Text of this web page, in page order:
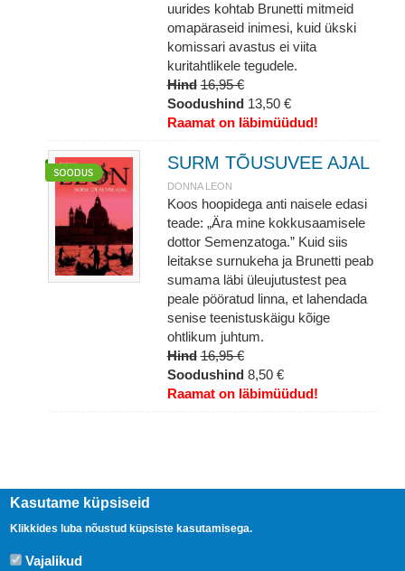
uurides kohtab Brunetti mitmeid
omapäraseid inimesi, kuid ükski
komissari avastus ei viita
kuritahtlikele tegudele.
Hind 16,95 €
Soodushind 13,50 €
Raamat on läbimüüdud!
SURM TÕUSUVEE AJAL
DONNA LEON
Koos hoopidega anti naisele edasi
teade: „Ära mine kokkusaamisele
dottor Semenzatoga.” Kuid siis
leitakse surnukeha ja Brunetti peab
sumama läbi üleujutustest pea
peale pööratud linna, et lahendada
senise teenistuskäigu kõige
ohtlikum juhtum.
Hind 16,95 €
Soodushind 8,50 €
Raamat on läbimüüdud!
Kasutame küpsiseid
Klikkides luba nõustud küpsiste kasutamisega.
Vajalikud